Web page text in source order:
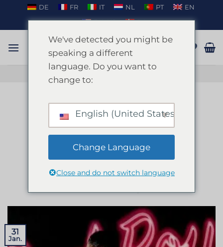
springen
DE FR IT NL PT
EN
EN_US
DA
GESPRÄCH AUF WHATSAPP
MONATLICHE ARCHIVE:JANUAR 2025
BLOG
Buchen Sie noch heute eine
31
Jan.
We've detected you might be
speaking a different
language. Do you want to
change to:
English (United States)
Change Language
Close and do not switch language